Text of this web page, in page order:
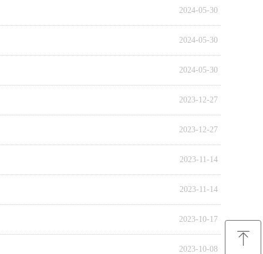
2024-05-30
2024-05-30
2024-05-30
2023-12-27
2023-12-27
2023-11-14
2023-11-14
2023-10-17
2023-10-08
ꁸ